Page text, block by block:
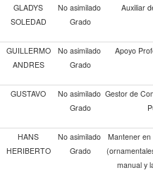
GLADYS
SOLEDAD
No asimilado
Grado
Auxiliar
GUILLERMO
ANDRES
No asimilado
Grado
Apoyo
GUSTAVO
No asimilado
Grado
Gestor de
HANS
HERIBERTO
No asimilado
Grado
Mantener en
manual y